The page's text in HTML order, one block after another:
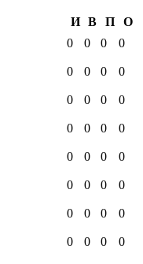
И В П
О
0 0 0 0
0 0 0 0
0 0 0 0
0 0 0 0
0 0 0 0
0 0 0 0
0 0 0 0
0 0 0 0